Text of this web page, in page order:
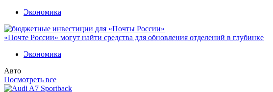
Экономика
«Почте России» могут найти средства для обновления отделений в глубинке
Экономика
Авто
Посмотреть все